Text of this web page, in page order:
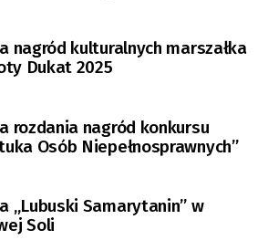
nagród kulturalnych marszałka
Dukat 2025
rozdania nagród konkursu
Osób Niepełnosprawnych”
„Lubuski Samarytanin” w
Soli